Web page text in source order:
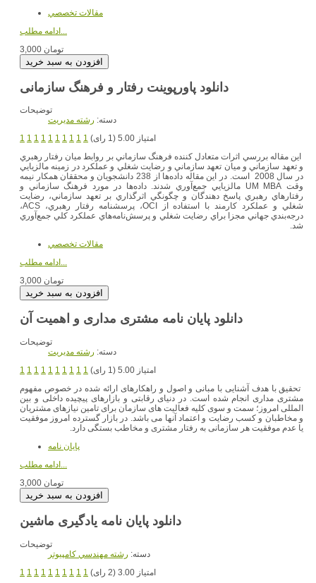
مقالات تخصصي
3,000 تومان
دانلود پاورپوینت رفتار و فرهنگ سازمانی
توضیحات
دسته: رشته مديريت
1 1 1 1 1 1 1 1 1 1
امتیاز 5.00 (1 رای)
اين مقاله بررسي اثرات متعادل کننده فرهنگ سازماني بر روابط ميان رفتار رهبري
و تعهد سازماني و ميان تعهد سازماني و رضايت شغلي و عملکرد در زمينه مالزيايي
در سال 2008 است. در این مقاله داده‌ها از 238 دانشجويان و محققان همکار نيمه
وقت UM MBA مالزيايي جمع‌آوري شدند. داده‌ها در مورد فرهنگ سازماني و
رفتارهاي رهبري پاسخ دهندگان و چگونگي اثرگذاري بر تعهد سازماني، رضايت
شغلي و عملکرد کارمند با استفاده از OCI، پرسشنامه رفتار رهبري، ACS،
درجه‌بندي جهاني مجزا براي رضايت شغلي و پرسش‌نامه‌هاي عملکرد کلي جمع‌آوري
شد.
مقالات تخصصي
ادامه مطلب...
3,000 تومان
دانلود پایان نامه مشتری مداری و اهمیت آن
توضیحات
دسته: رشته مديريت
1 1 1 1 1 1 1 1 1 1
امتیاز 5.00 (1 رای)
تحقیق با هدف آشنایی با مبانی و اصول و راهکارهای ارائه شده در خصوص مفهوم
مشتری مداری انجام شده است. در دنیای رقابتی و بازارهای پیچیده داخلی و بین
المللی امروز؛ سمت و سوی کلیه فعالیت های سازمان برای تامین نیازهای مشتریان
و مخاطبان و کسب رضایت و اعتماد آنها می باشد. در بازار گسترده امروز موفقیت
یا عدم موفقیت هر سازمانی به رفتار مشتری و مخاطب بستگی دارد.
پایان نامه
ادامه مطلب...
3,000 تومان
دانلود پایان نامه یادگیری ماشین
توضیحات
دسته: رشته مهندسي کامپيوتر
1 1 1 1 1 1 1 1 1 1
امتیاز 3.00 (2 رای)